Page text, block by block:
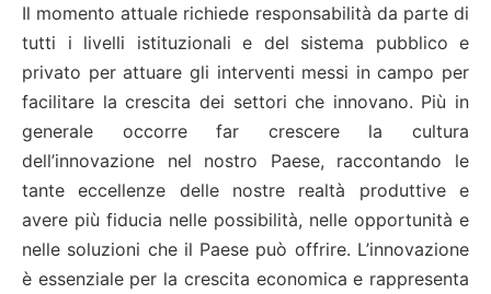
Il momento attuale richiede responsabilità da parte di
tutti i livelli istituzionali e del sistema pubblico e
privato per attuare gli interventi messi in campo per
facilitare la crescita dei settori che innovano. Più in
generale occorre far crescere la cultura
dell’innovazione nel nostro Paese, raccontando le
tante eccellenze delle nostre realtà produttive e
avere più fiducia nelle possibilità, nelle opportunità e
nelle soluzioni che il Paese può offrire. L’innovazione
è essenziale per la crescita economica e rappresenta